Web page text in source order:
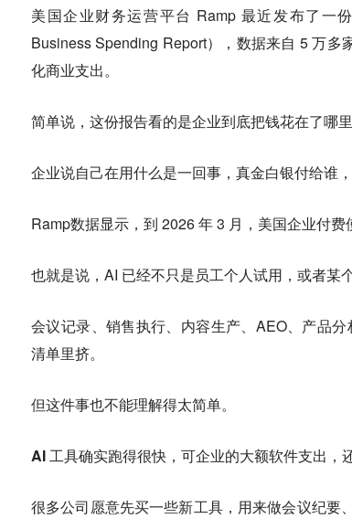
美国企业财务运营平台 Ramp 最近发布了一
Business Spending Report），数据来自 5 万
化商业支出。
简单说， 这份报告看的是企业到底把钱花在了哪里
企业说自己在用什么是一回事，真金白银付给谁
Ramp数据显示，到 2026 年 3 月，美国企业付费
也就是说，AI 已经不只是员工个人试用，或者某
会议记录、销售执行、内容生产、AEO、产品
清单里挤。
但这件事也不能理解得太简单。
AI 工具确实跑得很快，可企业的大额软件支出，
很多公司愿意先买一些新工具，用来做会议纪